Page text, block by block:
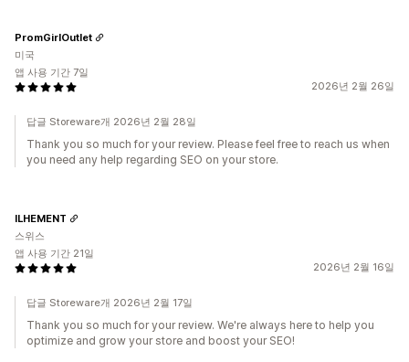
2026년 2월 26일
PromGirlOutlet
미국
앱 사용 기간 7일
답글 Storeware개 2026년 2월 28일
Thank you so much for your review. Please feel free to reach us when
you need any help regarding SEO on your store.
2026년 2월 16일
ILHEMENT
스위스
앱 사용 기간 21일
답글 Storeware개 2026년 2월 17일
Thank you so much for your review. We're always here to help you
optimize and grow your store and boost your SEO!